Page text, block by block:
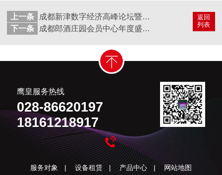
返回
列表
上一条
成都新津数字经济高峰论坛暨天府牧山数字新城开街仪式
下一条
成都郎酒庄园会员中心年度盛典2022会员专属服务发布会
鹰皇服务热线
028-86620197
18161218917
服务对象 | 设备租赁 | 产品中心 | 网站地图